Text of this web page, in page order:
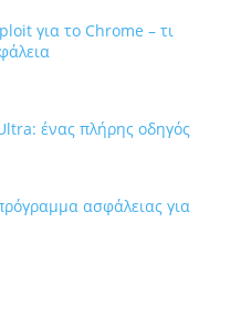
για το Chrome – τι
ένας πλήρης οδηγός
ασφάλειας για